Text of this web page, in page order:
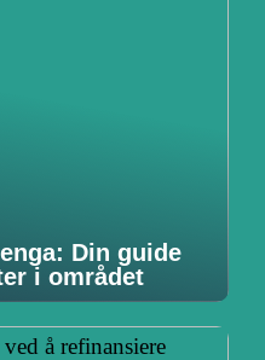
Din guide
i området